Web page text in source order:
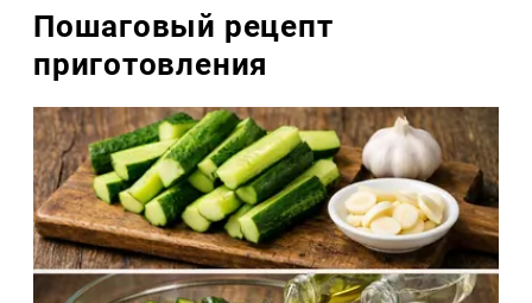
Пошаговый рецепт
приготовления